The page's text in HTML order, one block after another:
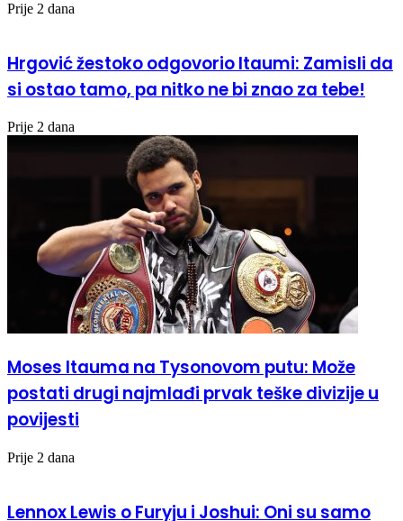
Prije 2 dana
Hrgović žestoko odgovorio Itaumi: Zamisli da
si ostao tamo, pa nitko ne bi znao za tebe!
Prije 2 dana
Moses Itauma na Tysonovom putu: Može
postati drugi najmlađi prvak teške divizije u
povijesti
Prije 2 dana
Lennox Lewis o Furyju i Joshui: Oni su samo